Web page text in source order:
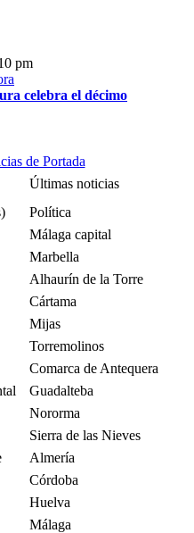
pm
celebra el décimo
de Portada
Últimas noticias
Política
Málaga capital
Marbella
Alhaurín de la Torre
Cártama
Mijas
Torremolinos
Comarca de Antequera
Guadalteba
Nororma
Sierra de las Nieves
Almería
Córdoba
Huelva
Málaga